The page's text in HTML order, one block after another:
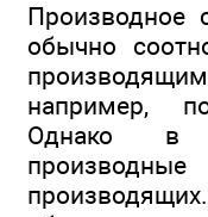
Производное
обычно
например,
Однако в